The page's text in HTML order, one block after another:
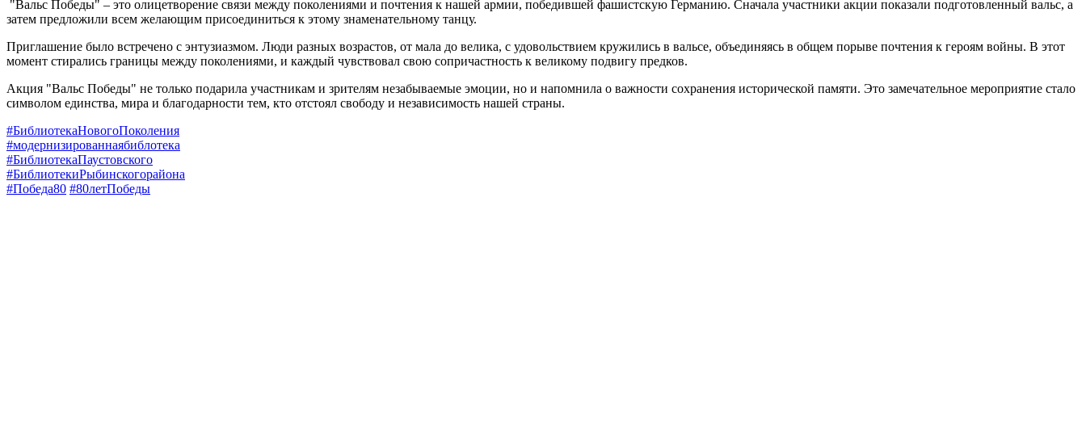
"Вальс Победы" – это олицетворение связи между поколениями и почтения к нашей армии, победившей фашистскую Германию. Сначала участники акции показали подготовленный вальс, а
затем предложили всем желающим присоединиться к этому знаменательному танцу.
Приглашение было встречено с энтузиазмом. Люди разных возрастов, от мала до велика, с удовольствием кружились в вальсе, объединяясь в общем порыве почтения к героям войны. В этот
момент стирались границы между поколениями, и каждый чувствовал свою сопричастность к великому подвигу предков.
Акция "Вальс Победы" не только подарила участникам и зрителям незабываемые эмоции, но и напомнила о важности сохранения исторической памяти. Это замечательное мероприятие стало
символом единства, мира и благодарности тем, кто отстоял свободу и независимость нашей страны.
#БиблиотекаНовогоПоколения
#модернизированнаябиблотека
#БиблиотекаПаустовского
#БиблиотекиРыбинскогорайона
#Победа80 #80летПобеды